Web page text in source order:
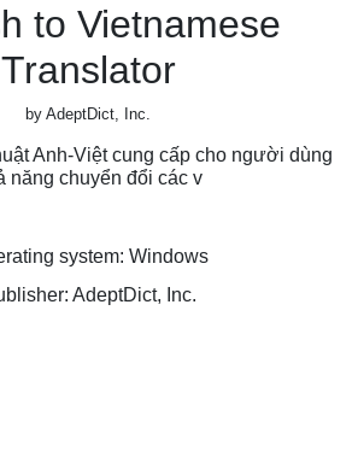
to Vietnamese
Translator
by AdeptDict, Inc.
Anh-Việt cung cấp cho người dùng
năng chuyển đổi các v
system: Windows
AdeptDict, Inc.